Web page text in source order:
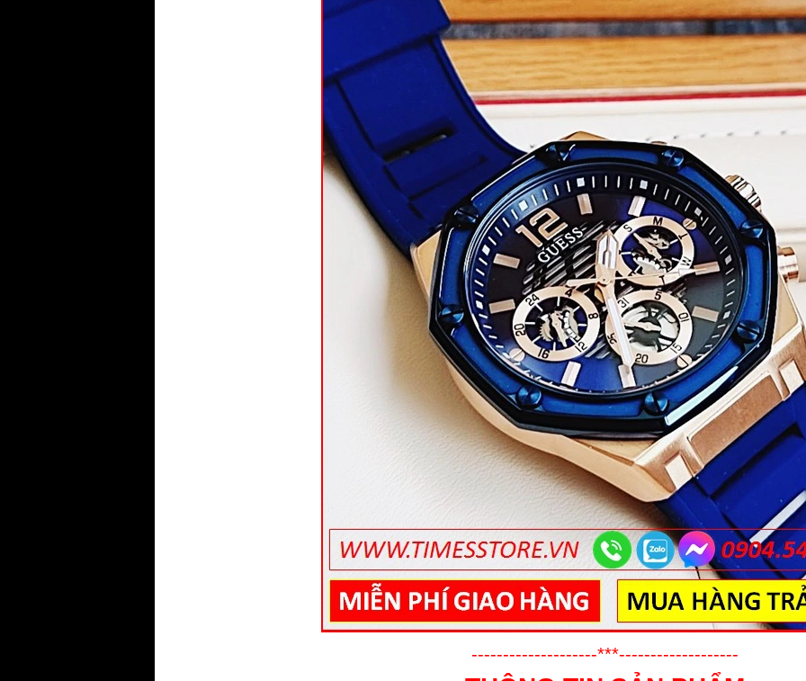
--------------------***-------------------